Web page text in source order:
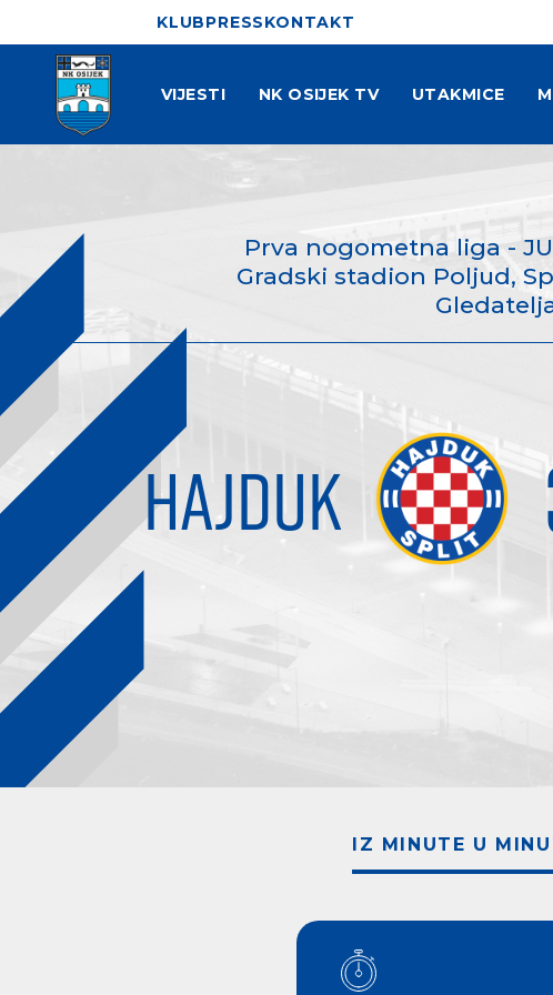
KLUBPRESSKONTAKT
VIJESTI NK OSIJEK TV UTAKMICE
Prva nogometna liga -
Gradski stadion Poljud,
HAJDUK
IZ MINUTE U